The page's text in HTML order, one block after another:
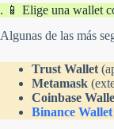
. 📱 Elige una wallet
Algunas de las más
Trust Wallet
Metamask
Coinbase
Binance Wallet